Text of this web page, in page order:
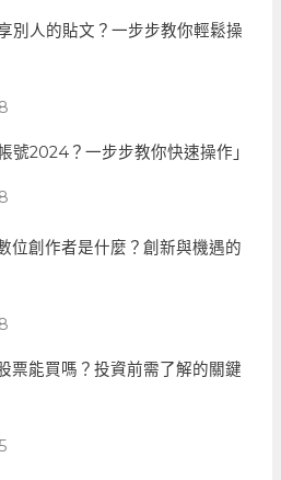
別人的貼文？一步步教你輕鬆操
號2024？一步步教你快速操作」
位創作者是什麼？創新與機遇的
票能買嗎？投資前需了解的關鍵